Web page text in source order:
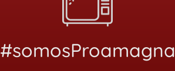
#somosProamagna